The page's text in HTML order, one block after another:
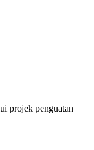
projek penguatan